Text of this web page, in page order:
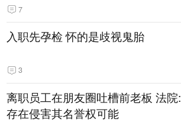
7
入职先孕检 怀的是歧视鬼胎
3
离职员工在朋友圈吐槽前老板 法院:
存在侵害其名誉权可能